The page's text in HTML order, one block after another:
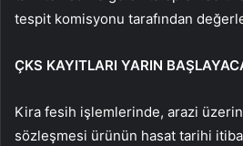
tespit komisyonu tarafından
ÇKS KAYITLARI YARIN
Kira fesih işlemlerinde, arazi
sözleşmesi ürünün hasat tarihi